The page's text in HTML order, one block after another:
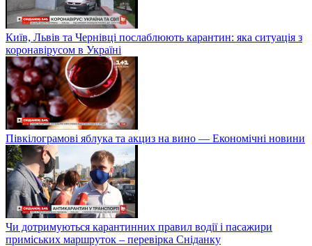
Київ, Львів та Чернівці послаблюють карантин: яка ситуація з
коронавірусом в Україні
Півкілограмові яблука та акциз на вино — Економічні новини
Чи дотримуються карантинних правил водії і пасажири
приміських маршруток – перевірка Сніданку